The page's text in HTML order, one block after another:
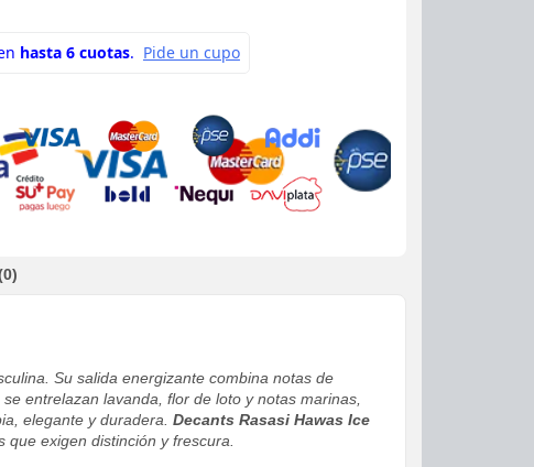
Su salida energizante combina notas de
entrelazan lavanda, flor de loto y notas marinas,
elegante y duradera. Decants Rasasi Hawas Ice
exigen distinción y frescura.